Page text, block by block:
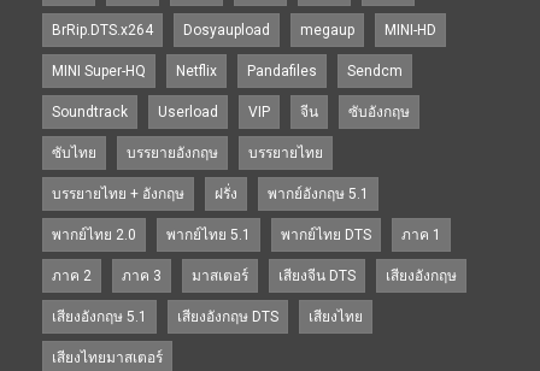
BrRip.DTS.x264 Dosyaupload megaup MINI-HD
MINI Super-HQ Netflix Pandafiles Sendcm
Soundtrack Userload VIP จีน ซับอังกฤษ
ซับไทย บรรยายอังกฤษ บรรยายไทย
บรรยายไทย + อังกฤษ ฝรั่ง พากย์อังกฤษ 5.1
พากย์ไทย 2.0 พากย์ไทย 5.1 พากย์ไทย DTS ภาค 1
ภาค 2 ภาค 3 มาสเตอร์ เสียงจีน DTS เสียงอังกฤษ
เสียงอังกฤษ 5.1 เสียงอังกฤษ DTS เสียงไทย
เสียงไทยมาสเตอร์